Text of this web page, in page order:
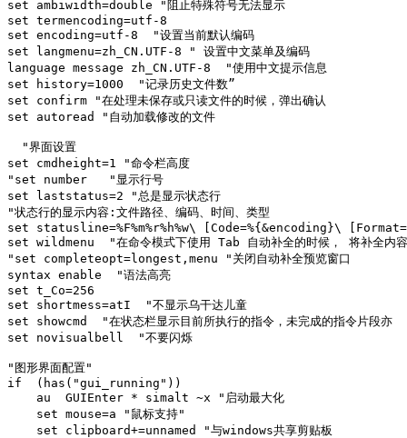
set ambiwidth=double "阻止特殊符号无法显示
set termencoding=utf-8
set encoding=utf-8  "设置当前默认编码
set langmenu=zh_CN.UTF-8 " 设置中文菜单及编码
language message zh_CN.UTF-8  "使用中文提示信息
set history=1000  "记录历史文件数”
set confirm "在处理未保存或只读文件的时候，弹出确认
set autoread "自动加载修改的文件
  "界面设置
set cmdheight=1 "命令栏高度
"set number   "显示行号
set laststatus=2 "总是显示状态行
"状态行的显示内容:文件路径、编码、时间、类型
set statusline=%F%m%r%h%w\ [Code=%{&encoding}\
set wildmenu  "在命令模式下使用 Tab 自动补全的时候， 将补全内容
"set completeopt=longest,menu "关闭自动补全预览窗口
syntax enable  "语法高亮
set t_Co=256
set shortmess=atI  "不显示乌干达儿童
set showcmd  "在状态栏显示目前所执行的指令，未完成的指令片段亦
set novisualbell  "不要闪烁
"图形界面配置"
if  (has("gui_running"))
    au  GUIEnter * simalt ~x "启动最大化
    set mouse=a "鼠标支持"
    set clipboard+=unnamed "与windows共享剪贴板